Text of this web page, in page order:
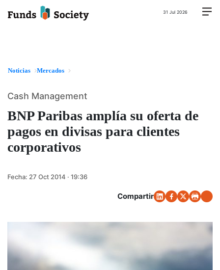
31 Jul 2026
Noticias Mercados
BNP Paribas amplía su oferta de
pagos en divisas para clientes
corporativos
Cash Management
Fecha: 27 Oct 2014 · 19:36
Compartir